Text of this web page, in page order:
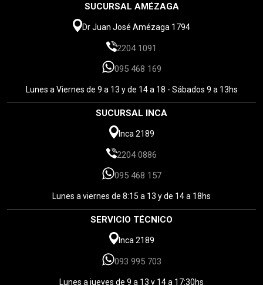
SUCURSAL AMÉZAGA
Dr Juan José Amézaga 1794
2204 1091
095 468 169
Lunes a Viernes de 9 a 13 y de 14 a 18 - Sábados 9 a 13hs
SUCURSAL INCA
Inca 2189
2204 0886
095 468 157
Lunes a viernes de 8:15 a 13 y de 14 a 18hs
SERVICIO TÉCNICO
Inca 2189
093 995 703
Lunes a jueves de 9 a 13 y 14 a 17:30hs